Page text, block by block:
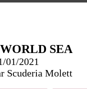
SEA
01/2021
Scuderia Molett